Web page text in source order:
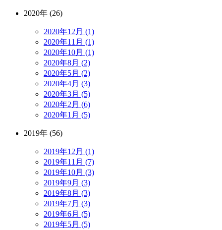
2020年 (26)
2020年12月 (1)
2020年11月 (1)
2020年10月 (1)
2020年8月 (2)
2020年5月 (2)
2020年4月 (3)
2020年3月 (5)
2020年2月 (6)
2020年1月 (5)
2019年 (56)
2019年12月 (1)
2019年11月 (7)
2019年10月 (3)
2019年9月 (3)
2019年8月 (3)
2019年7月 (3)
2019年6月 (5)
2019年5月 (5)